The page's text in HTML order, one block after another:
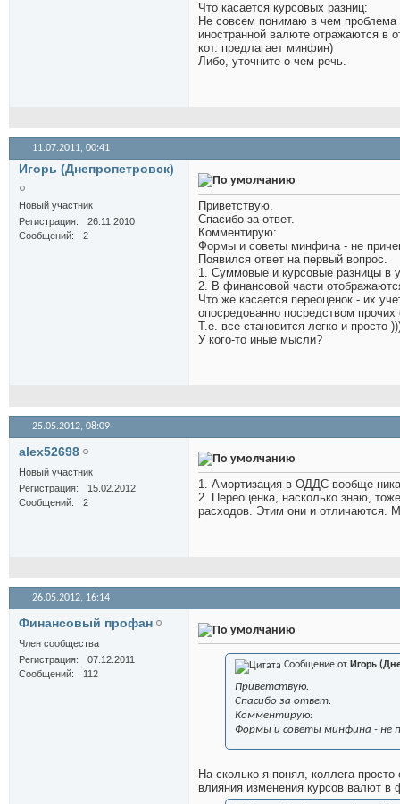
Что касается курсовых разниц:
Не совсем понимаю в чем проблема
иностранной валюте отражаются в
кот. предлагает минфин)
Либо, уточните о чем речь.
11.07.2011, 00:41
Игорь (Днепропетровск)
Новый участник
Регистрация
26.11.2010
Сообщений
2
Приветствую.
Спасибо за ответ.
Комментирую:
Формы и советы минфина - не
Появился ответ на первый вопрос.
1. Суммовые и курсовые разницы в
2. В финансовой части
Что же касается переоценок - их
опосредованно посредством прочих
Т.е. все становится легко и просто
У кого-то иные мысли?
25.05.2012, 08:09
alex52698
Новый участник
Регистрация
15.02.2012
Сообщений
2
1. Амортизация в ОДДС вообще
2. Переоценка, насколько знаю,
расходов. Этим они и отличаются.
26.05.2012, 16:14
Финансовый профан
Член сообщества
Регистрация
07.12.2011
Сообщений
112
Сообщение от Игорь
Приветствую.
Спасибо за ответ.
Комментирую:
Формы и советы минфина - не
На сколько я понял, коллега
влияния изменения курсов валют